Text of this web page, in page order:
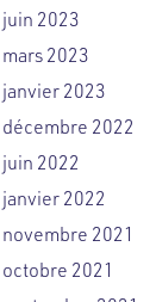
juin 2023
mars 2023
janvier 2023
décembre 2022
juin 2022
janvier 2022
novembre 2021
octobre 2021